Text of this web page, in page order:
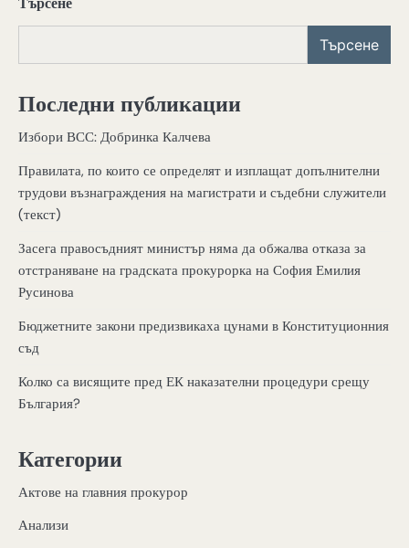
Търсене
Последни публикации
Избори ВСС: Добринка Калчева
Правилата, по които се определят и изплащат допълнителни
трудови възнаграждения на магистрати и съдебни служители
(текст)
Засега правосъдният министър няма да обжалва отказа за
отстраняване на градската прокурорка на София Емилия
Русинова
Бюджетните закони предизвикаха цунами в Конституционния
съд
Колко са висящите пред ЕК наказателни процедури срещу
България?
Категории
Актове на главния прокурор
Анализи